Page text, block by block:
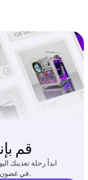
قم
ابدأ رحلة تعدينك
واحصل على أول مكافآت BTC في غضون 24 ساعة فقط.